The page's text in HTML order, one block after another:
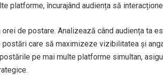
platforme, încurajând audiența să
de postare. Analizează când audiența ta
care să maximizeze vizibilitatea și
pe mai multe platforme simultan,